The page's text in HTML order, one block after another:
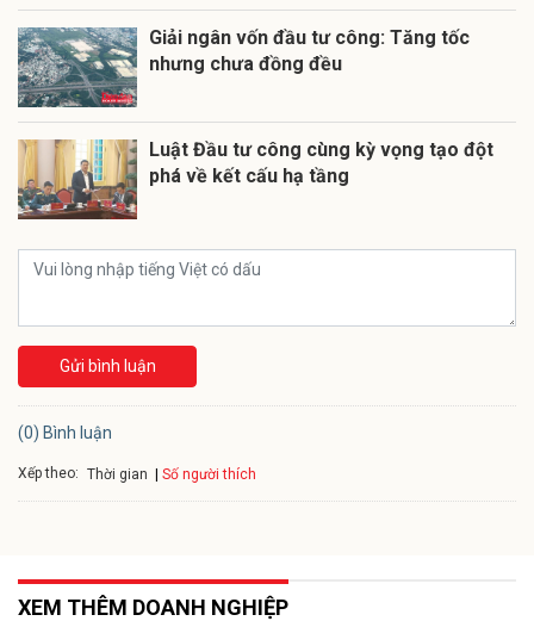
Giải ngân vốn đầu tư công: Tăng tốc
nhưng chưa đồng đều
Luật Đầu tư công cùng kỳ vọng tạo đột
phá về kết cấu hạ tầng
Gửi bình luận
(0) Bình luận
Xếp theo: Thời gian Số người thích
XEM THÊM DOANH NGHIỆP